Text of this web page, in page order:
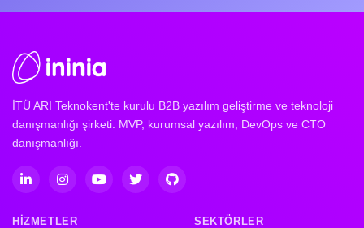
İTÜ ARI Teknokent'te kurulu B2B yazılım geliştirme ve teknoloji
danışmanlığı şirketi. MVP, kurumsal yazılım, DevOps ve CTO
danışmanlığı.
HIZMETLER SEKTÖRLER